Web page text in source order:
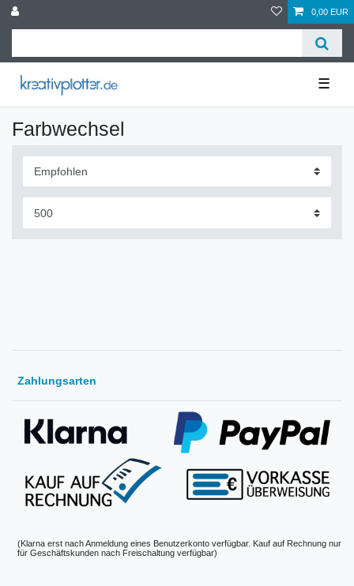
0,00 EUR
☰
Farbwechsel
Zahlungsarten
(Klarna erst nach Anmeldung eines Benutzerkonto verfügbar. Kauf auf Rechnung nur
für Geschäftskunden nach Freischaltung verfügbar)